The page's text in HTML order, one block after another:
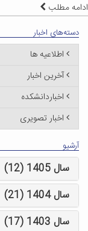
ادامه مطلب
دسته‌های اخبار
اطلاعیه ها
آخرین اخبار
اخباردانشکده
اخبار تصویری
آرشیو
سال 1405 (12)
سال 1404 (21)
سال 1403 (17)